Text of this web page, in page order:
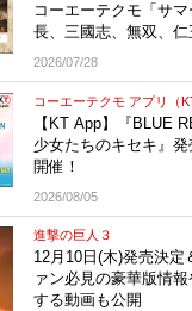
コーエーテクモ「サ
長、三國志、無双、
エなどお買い得多数！
2026/07/28
コーエーテクモ アプリ（
【KT App】『BLUE
少女たちのキセキ』
開催！
2026/08/05
進撃の巨人３
12月10日(木)発売決定
ァン必見の豪華版情
する動画も公開